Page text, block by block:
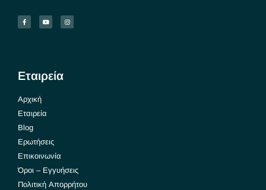
Εταιρεία
Αρχική
Εταιρεία
Blog
Ερωτήσεις
Επικοινωνία
Όροι – Εγγυήσεις
Πολιτική Απορρήτου